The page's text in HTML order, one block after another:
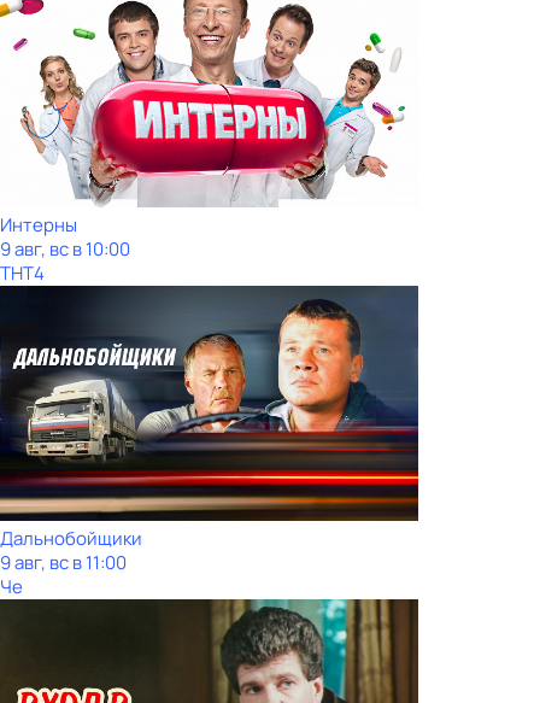
Интерны
9 авг, вс в 10:00
ТНТ4
Дальнобойщики
9 авг, вс в 11:00
Че